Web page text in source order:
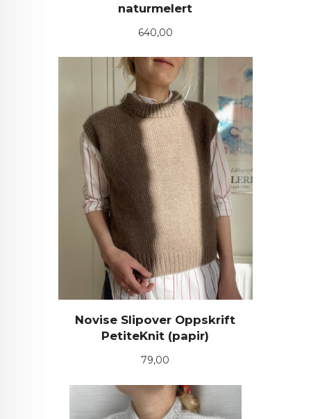
naturmelert
Pris
640,00
Novise Slipover Oppskrift
PetiteKnit (papir)
Pris
79,00